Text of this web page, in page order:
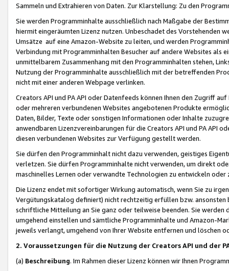
Sammeln und Extrahieren von Daten. Zur Klarstellung: Zu den
Sie werden Programminhalte ausschließlich nach Maßgabe der
hiermit eingeräumten Lizenz nutzen. Unbeschadet des Vorstehenden
Umsätze auf eine Amazon-Website zu leiten, und werden
Verbindung mit Programminhalten Besucher auf andere Websites als
unmittelbarem Zusammenhang mit den Programminhalten stehen,
Nutzung der Programminhalte ausschließlich mit der betreffenden
nicht mit einer anderen Webpage verlinken.
Creators API und PA API oder Datenfeeds können Ihnen den Zugriff
oder mehreren verbundenen Websites angebotenen Produkte
Daten, Bilder, Texte oder sonstigen Informationen oder Inhalte
anwendbaren Lizenzvereinbarungen für die Creators API und PA API
diesen verbundenen Websites zur Verfügung gestellt werden.
Sie dürfen den Programminhalt nicht dazu verwenden, geistiges
verletzen. Sie dürfen Programminhalte nicht verwenden, um direkt
maschinelles Lernen oder verwandte Technologien zu entwickeln
Die Lizenz endet mit sofortiger Wirkung automatisch, wenn Sie zu
Vergütungskatalog definiert) nicht rechtzeitig erfüllen bzw. ansonsten
schriftliche Mitteilung an Sie ganz oder teilweise beenden. Sie werden
umgehend einstellen und sämtliche Programminhalte und Amazon-
jeweils verlangt, umgehend von Ihrer Website entfernen und löschen
2. Voraussetzungen für die Nutzung der Creators API und der
(a) Beschreibung. Im Rahmen dieser Lizenz können wir Ihnen